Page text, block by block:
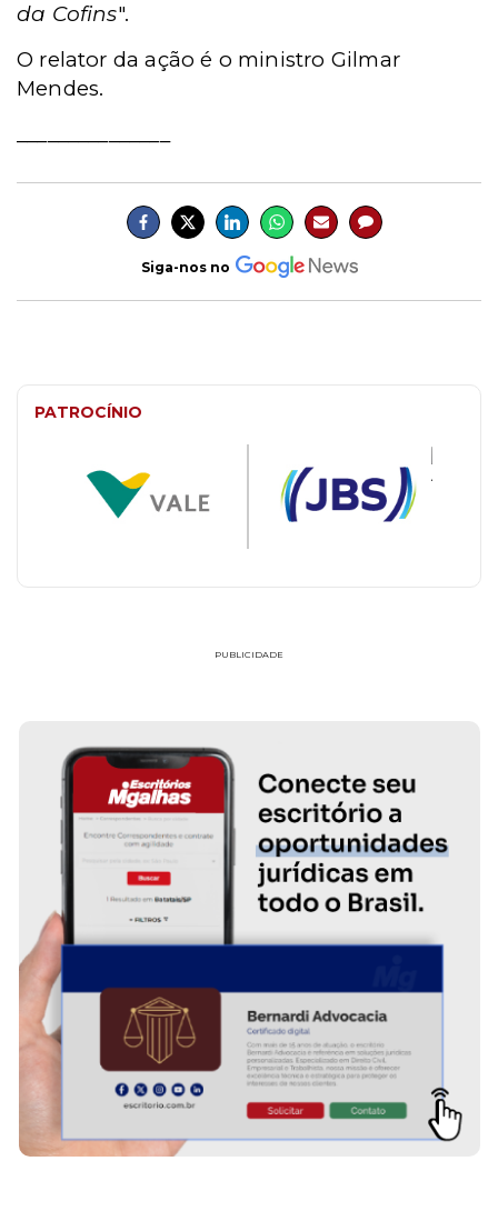
da Cofins".
O relator da ação é o ministro Gilmar
Mendes.
Siga-nos no
PATROCÍNIO
PUBLICIDADE